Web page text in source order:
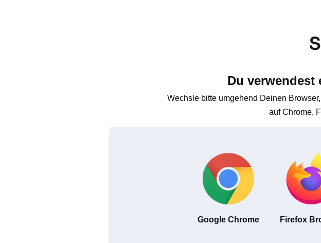
Du verwendest
Wechsle bitte umgehend Deinen
auf Chrome,
Google Chrome Firefox